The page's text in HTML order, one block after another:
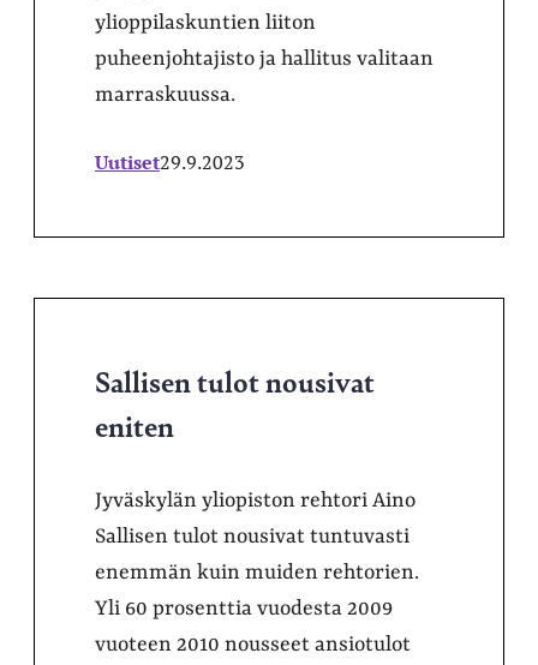
ylioppilaskuntien liiton
puheenjohtajisto ja hallitus valitaan
marraskuussa.
Uutiset29.9.2023
Sallisen tulot nousivat
eniten
Jyväskylän yliopiston rehtori Aino
Sallisen tulot nousivat tuntuvasti
enemmän kuin muiden rehtorien.
Yli 60 prosenttia vuodesta 2009
vuoteen 2010 nousseet ansiotulot